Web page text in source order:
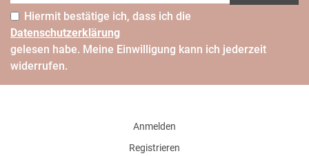
Hiermit bestätige ich, dass ich die
Daten­schutz­erklärung
gelesen habe. Meine Einwilligung kann ich jederzeit
widerrufen.
Anmelden
Registrieren